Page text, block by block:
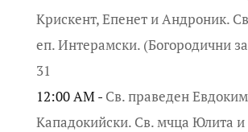
Крискент, Епенет и Андроник.
еп. Интерамски. (Богородични
31
12:00 AM - Св. праведен Евдоким
Кападокийски. Св. мчца Юлита